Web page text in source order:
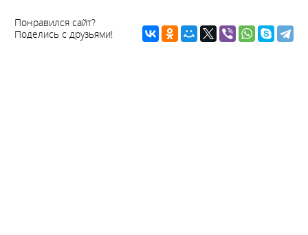
Понравился сайт?
Поделись с друзьями!